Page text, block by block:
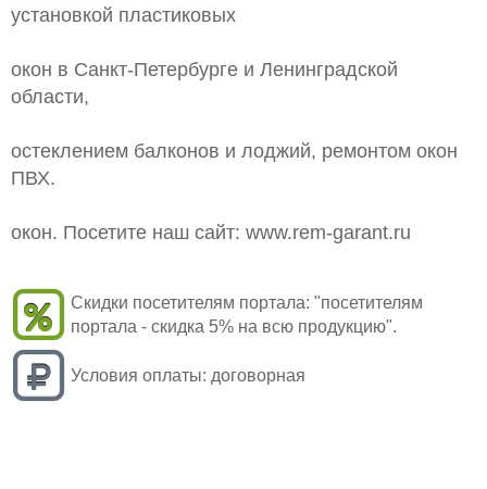
установкой пластиковых
окон в Санкт-Петербурге и Ленинградской
области,
остеклением балконов и лоджий, ремонтом окон
ПВХ.
окон. Посетите наш сайт: www.rem-garant.ru
Скидки посетителям портала: "посетителям
портала - скидка 5% на всю продукцию".
Условия оплаты: договорная